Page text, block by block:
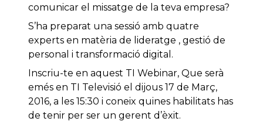
comunicar el missatge de la teva empresa?
S’ha preparat una sessió amb quatre
experts en matèria de lideratge , gestió de
personal i transformació digital.
Inscriu-te en aquest TI Webinar, Que serà
emés en TI Televisió el dijous 17 de Març,
2016, a les 15:30 i coneix quines habilitats has
de tenir per ser un gerent d’èxit.